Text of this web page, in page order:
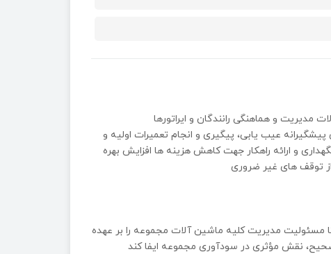
مديريت و هماهنگى رانندگان و ايراتورها
عيب یابى، پيگيرى و انجام تعميرات اوليه و
و ارائه راهكار جهت كاهش هزينه ها افزايش بهره
توقف هاى غير ضرورى
مسئوليت مديريت كليه ماشين آلات مجموعه را بر عهده
نقش مؤثرى در سودآورى مجموعه ايفا كند